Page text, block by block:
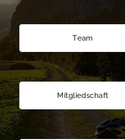
Team
Mitgliedschaft